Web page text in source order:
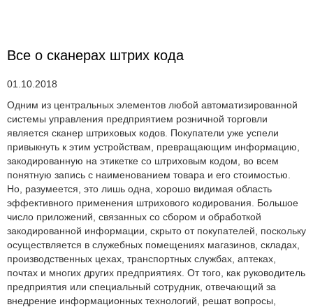
Все о сканерах штрих кода
01.10.2018
Одним из центральных элементов любой автоматизированной
системы управления предприятием розничной торговли
является сканер штриховых кодов. Покупатели уже успели
привыкнуть к этим устройствам, превращающим информацию,
закодированную на этикетке со штриховым кодом, во всем
понятную запись с наименованием товара и его стоимостью.
Но, разумеется, это лишь одна, хорошо видимая область
эффективного применения штрихового кодирования. Большое
число приложений, связанных со сбором и обработкой
закодированной информации, скрыто от покупателей, поскольку
осуществляется в служебных помещениях магазинов, складах,
производственных цехах, транспортных службах, аптеках,
почтах и многих других предприятиях. От того, как руководитель
предприятия или специальный сотрудник, отвечающий за
внедрение информационных технологий, решат вопросы,